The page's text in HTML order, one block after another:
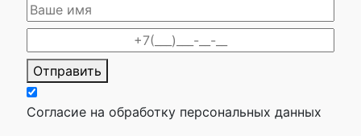
Отправить
Согласие на обработку персональных данных